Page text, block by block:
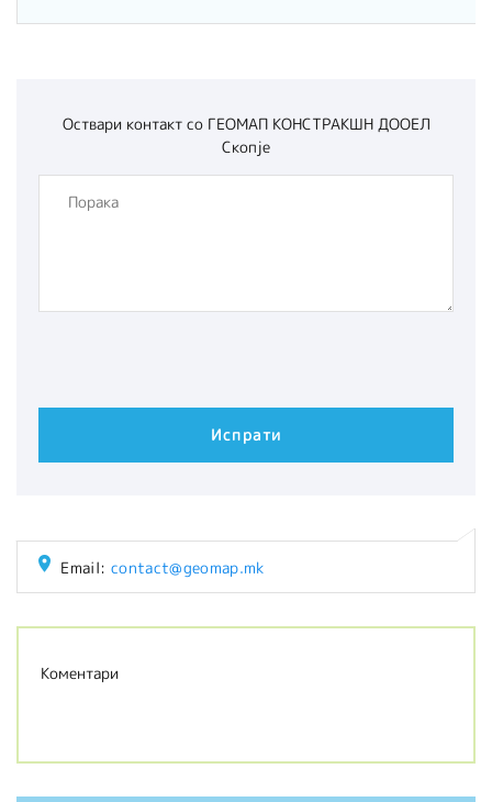
Оствари контакт со ГЕОМАП КОНСТРАКШН ДООЕЛ
Скопје
Email: contact@geomap.mk
Коментари